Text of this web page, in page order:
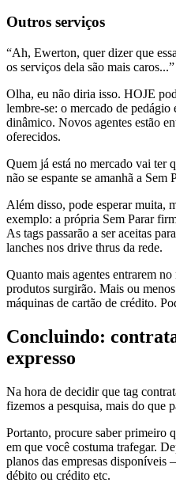
Outros serviços
“Ah, Ewerton, quer dizer que
os serviços dela são mais caros...”
Olha, eu não diria isso. HOJE
lembre-se: o mercado de pedágio
dinâmico. Novos agentes estão
oferecidos.
Quem já está no mercado vai ter
não se espante se amanhã a Sem
Além disso, pode esperar muita,
exemplo: a própria Sem Parar
As tags passarão a ser aceitas
lanches nos drive thrus da rede.
Quanto mais agentes entrarem
produtos surgirão. Mais ou
máquinas de cartão de crédito.
Concluindo:
expresso
Na hora de decidir que tag
fizemos a pesquisa, mais do que
Portanto, procure saber primeiro
em que você costuma trafegar.
planos das empresas disponíveis
débito ou crédito etc.